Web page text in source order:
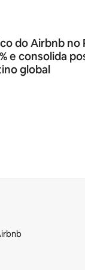
do Airbnb no
e consolida
global